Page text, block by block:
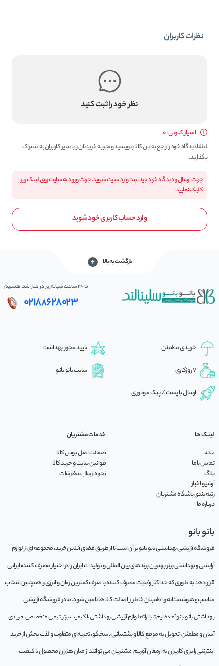
نظرات کاربران
نظر خود را ثبت کنید
امتیاز کنونی : 0
لطفا دیدگاه خود را راجع به این کالا بنویسید و تجربه خریدتان را با سایر کاربران به اشتراک
بگذارید.
جهت ارسال و دیدگاه خود باید ابتدا وارد سایت شوید. جهت ورود به سایت روی لینک زیر
کلیک نمایید.
وارد حساب کاربری خود شوید
بازگشت به بالا
ما 24 ساعت شبانه‌روز در کنار شما هستیم
02188628023
خریدی مطمئن تایید مجوز بهداشت
7 روزکاری سایت بانو بانو
ارسال با پست / پیک موتوری
لینک ها
خانه
تماس با ما
بلاگ
آرشیو اخبار
رتبه بندی باشگاه مشتریان
درباره ما
خدمات مشتریان
ضمانت اصل بودن کالا
قوانین سایت و خرید کالا
نحوه ارسال سفارشات
بانو بانو
فروشگاه آرایشی بهداشتی بانو بانو بر آن است تا از طریق فضای آنلاین خرید، مجموعه‌ ای از لوازم
آرایشی و بهداشتی برتر بهترین برندهای بین المللی و تولیدات ایران را در اختیار مصرف کننده ایرانی
قرار دهد به طوری که حداکثر رضایت مصرف کننده با صرف کمترین زمان و انرژی و همچنین انتخاب
مناسب و هوشمندانه و اطمینان خاطر از اصالت کالا ها تامین شود. ما در فروشگاه آرایشی
بهداشتی بانو بانو آماده ایم تا با ارائه لوازم آرایشی بهداشتی با کیفیت برتر، تیمی متخصص، خریدی
آسان و مطمئن، تحویل به موقع کالا و پشتیبانی پاسخگو، تجربه‌ای متفاوت و لذت بخش از خرید
اینترنتی را برای کاربران به ارمغان آوریم. مشتريان می توانند از ميان هزاران محصول با کيفيت